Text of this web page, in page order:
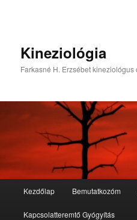
Kineziológia
Farkasné H. Erzsébet kineziológus
Kezdőlap Bemutatkozóm
Kapcsolatteremtő Gyógyítás